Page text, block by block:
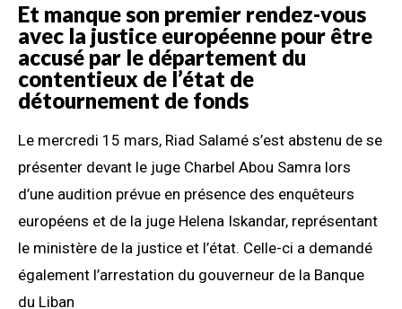
Et manque son premier rendez-vous
avec la justice européenne pour être
accusé par le département du
contentieux de l’état de
détournement de fonds
Le mercredi 15 mars, Riad Salamé s’est abstenu de se
présenter devant le juge Charbel Abou Samra lors
d’une audition prévue en présence des enquêteurs
européens et de la juge Helena Iskandar, représentant
le ministère de la justice et l’état. Celle-ci a demandé
également l’arrestation du gouverneur de la Banque
du Liban